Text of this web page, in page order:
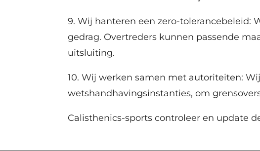
9. Wij hanteren een zero-tolerancebeleid:
gedrag. Overtreders kunnen passende
uitsluiting.
10. Wij werken samen met autoriteiten:
wetshandhavingsinstanties, om
Calisthenics-sports controleer en update